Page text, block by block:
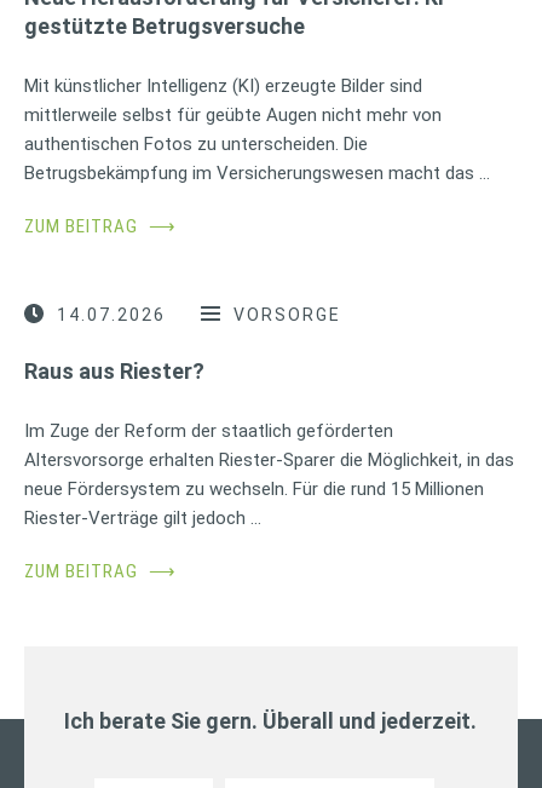
gestützte Betrugsversuche
Mit künstlicher Intelligenz (KI) erzeugte Bilder sind
mittlerweile selbst für geübte Augen nicht mehr von
authentischen Fotos zu unterscheiden. Die
Betrugsbekämpfung im Versicherungswesen macht das …
ZUM BEITRAG ⟶
14.07.2026 VORSORGE
Raus aus Riester?
Im Zuge der Reform der staatlich geförderten
Altersvorsorge erhalten Riester-Sparer die Möglichkeit, in das
neue Fördersystem zu wechseln. Für die rund 15 Millionen
Riester-Verträge gilt jedoch …
ZUM BEITRAG ⟶
Ich berate Sie gern. Überall und jederzeit.